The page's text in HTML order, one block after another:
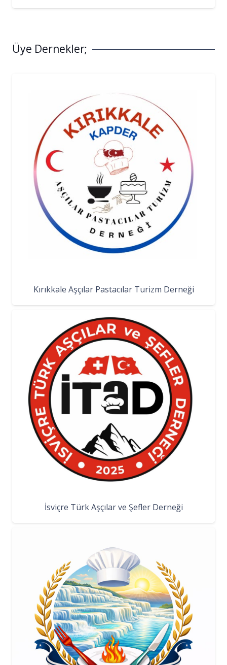
Üye Dernekler;
Kırıkkale Aşçılar Pastacılar Turizm Derneği
İsviçre Türk Aşçılar ve Şefler Derneği